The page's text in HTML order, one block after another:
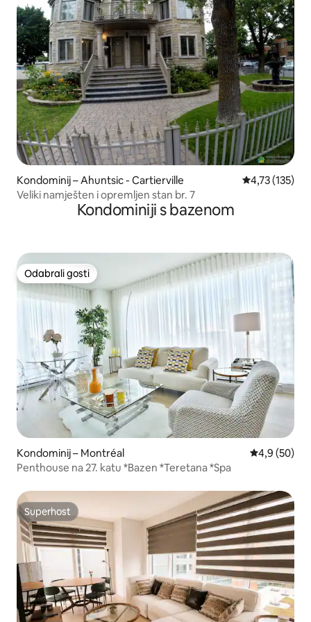
Kondominij – Ahuntsic - Cartierville Prosječna
4,73 (135)
Veliki namješten i opremljen stan br. 7
Kondominiji s bazenom
Odabrali gosti
Odabrali gosti
Kondominij – Montréal Prosječna
4,9 (50)
Penthouse na 27. katu *Bazen *Teretana *Spa
Superhost
Superhost